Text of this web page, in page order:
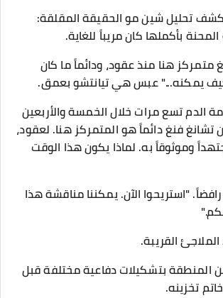
كشف تحليل شين مو الحقيقة المقلقة:
بأكملها كان مريباً للغاية.
متمركز هنا منذ عقود، ودائماً ما كان
يمكنه..." عبس هي تيانتشو بعمق.
الدم تسع مرات خلال الخمسة والأربعين
تشانغ فنغ دائماً هو المتمركز هنا. لعقود،
وموثوقاً به. لماذا يكون هذا الوقت
"استريحوا الآن. يمكننا مناقشة هذا
القريبة.
المنطقة بتشكيلات دفاعية مختلفة قبل
تخزينه.